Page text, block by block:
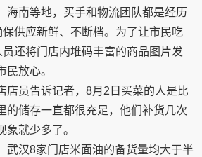
海南等地，买手和物流团队都是经历
保供应新鲜、不断档。为了让市民吃
员还将门店内堆码丰富的商品图片发
民放心。
店员告诉记者，8月2日买菜的人是比
的储存一直都很充足，他们补货几次
象就少多了。
武汉8家门店米面油的备货量均大于半